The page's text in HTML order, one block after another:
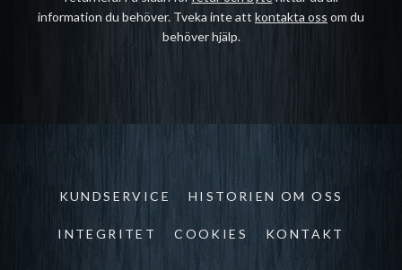
information du behöver. Tveka inte att kontakta oss om du
behöver hjälp.
KUNDSERVICE HISTORIEN OM OSS
INTEGRITET COOKIES KONTAKT